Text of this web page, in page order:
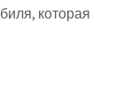
которая